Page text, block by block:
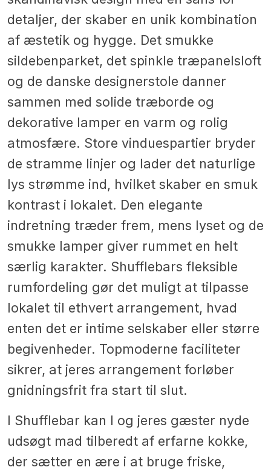
detaljer, der skaber en unik kombination
af æstetik og hygge. Det smukke
sildebenparket, det spinkle træpanelsloft
og de danske designerstole danner
sammen med solide træborde og
dekorative lamper en varm og rolig
atmosfære. Store vinduespartier bryder
de stramme linjer og lader det naturlige
lys strømme ind, hvilket skaber en smuk
kontrast i lokalet. Den elegante
indretning træder frem, mens lyset og de
smukke lamper giver rummet en helt
særlig karakter. Shufflebars fleksible
rumfordeling gør det muligt at tilpasse
lokalet til ethvert arrangement, hvad
enten det er intime selskaber eller større
begivenheder. Topmoderne faciliteter
sikrer, at jeres arrangement forløber
gnidningsfrit fra start til slut.
I Shufflebar kan I og jeres gæster nyde
udsøgt mad tilberedt af erfarne kokke,
der sætter en ære i at bruge friske,